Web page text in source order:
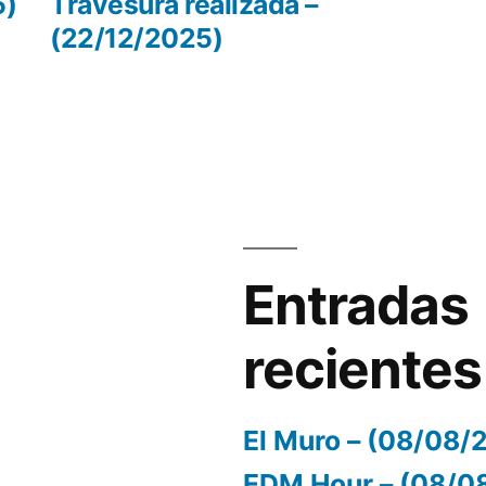
(22/12/2025)
Entradas
recientes
El Muro – (08/08/